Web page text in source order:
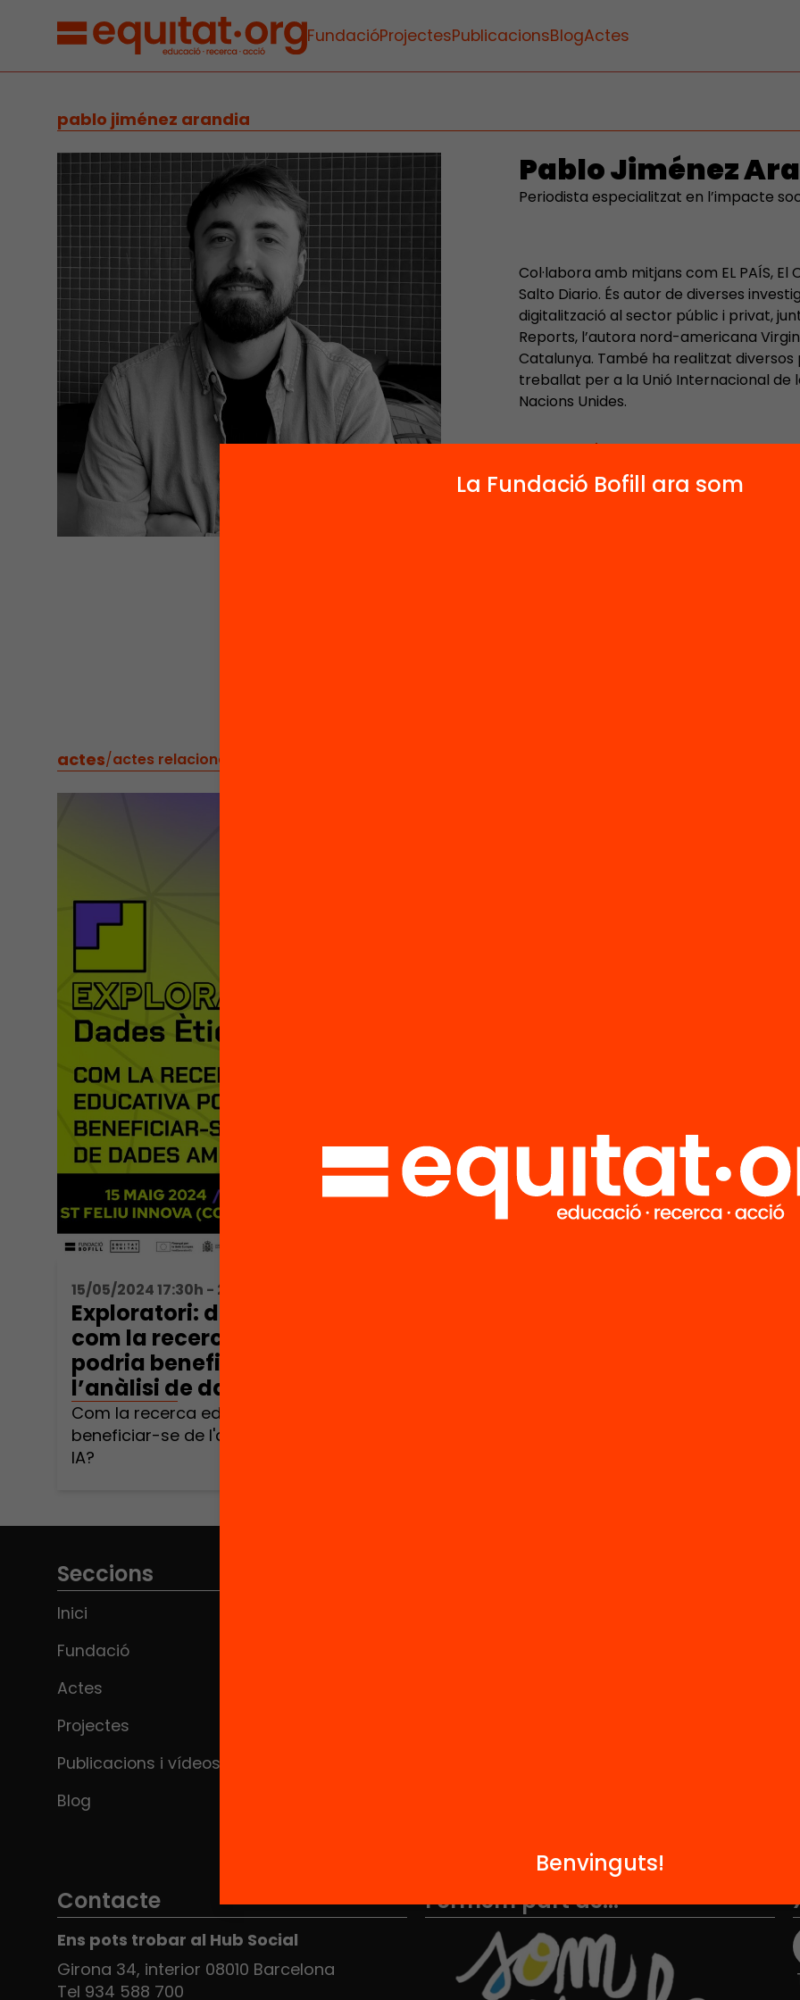
FundacióProjectesPublicacionsBlogActes
pablo jiménez arandia
Pablo Jiménez
Periodista especialitzat en l’impacte
Col·labora amb mitjans com EL PAÍS,
Salto Diario. És autor de diverses
digitalització al sector públic i privat,
Reports, l’autora nord-americana
Catalunya. També ha realitzat
treballat per a la Unió Internacional de
Nacions Unides.
Contacta'm:
actes/actes relacionats
15/05/2024 17:30h - 20:30h
Exploratori: dades ètiques,
com la recerca educativa
podria beneficiar-se de
l’anàlisi de dades amb IA?
Com la recerca educativa podria
beneficiar-se de l'anàlisi de dades amb
IA?
Seccions
Inici
Fundació
Actes
Projectes
Publicacions i vídeos
Blog
Contacte
Ens pots trobar al Hub Social
Girona 34, interior 08010 Barcelona
Tel 934 588 700
Formem part de...
La Fundació Bofill ara som
Benvinguts!